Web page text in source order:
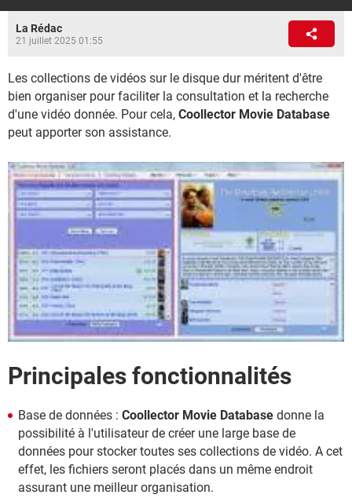
La Rédac
21 juillet 2025 01:55
Les collections de vidéos sur le disque dur méritent d'être
bien organiser pour faciliter la consultation et la recherche
d'une vidéo donnée. Pour cela, Coollector Movie Database
peut apporter son assistance.
Principales fonctionnalités
Base de données : Coollector Movie Database donne la
possibilité à l'utilisateur de créer une large base de
données pour stocker toutes ses collections de vidéo. A cet
effet, les fichiers seront placés dans un même endroit
assurant une meilleur organisation.